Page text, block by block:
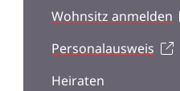
Wohnsitz anmelden
Personalausweis
Heiraten